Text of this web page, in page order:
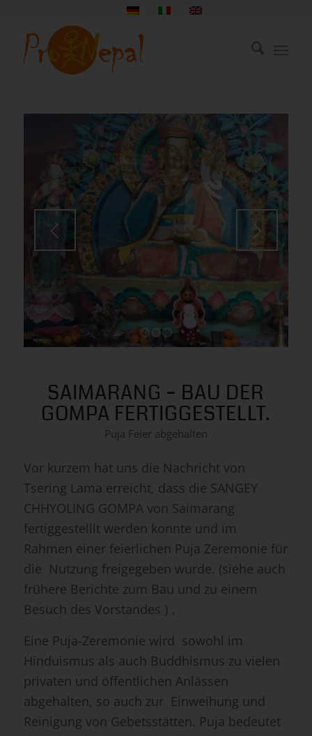
SAIMARANG – BAU DER
Vor kurzem hat uns die Nachricht von
Tsering Lama erreicht, dass die SANGEY
fertiggestelllt werden konnte und im
Rahmen einer feierlichen Puja Zeremonie für
die Nutzung freigegeben wurde. (siehe auch
frühereBerichte zum Bauund zu einem
Besuch des Vorstandes) .
Eine Puja-Zeremonie wird sowohl im
Hinduismus als auch Buddhismus zu vielen
abgehalten, so auch zur Einweihung und
Reinigung von Gebetsstätten. Puja bedeutet
in etwa „Verehrung“ oder „Ehrerweisung“.
Die Puja gehört als Ritual zu den wichtigsten
Bestandteilen des buddhistischen Alltags.